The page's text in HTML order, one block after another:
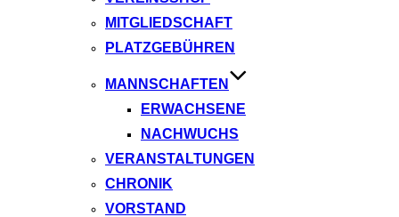
MITGLIEDSCHAFT
PLATZGEBÜHREN
MANNSCHAFTEN
ERWACHSENE
NACHWUCHS
VERANSTALTUNGEN
CHRONIK
VORSTAND